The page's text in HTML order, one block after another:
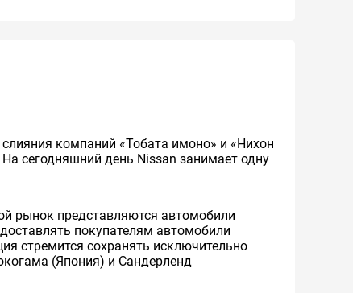
компаний «Тобата имоно» и «Нихон
сегодняшний день Nissan занимает одну
рынок представляются автомобили
покупателям автомобили
стремится сохранять исключительно
(Япония) и Сандерленд